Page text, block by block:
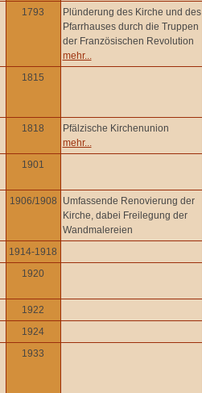
1793
Plünderung des Kirche und des
Pfarrhauses durch die Truppen
der Französischen Revolution
mehr...
1815
1818
Pfälzische Kirchenunion
mehr...
1901
1906/1908
Umfassende Renovierung der
Kirche, dabei Freilegung der
Wandmalereien
1914-1918
1920
1922
1924
1933